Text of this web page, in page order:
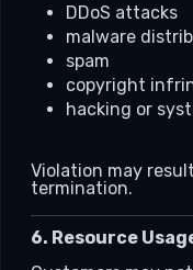
DDoS attacks
malware
spam
copyright
hacking or
Violation may
termination.
6. Resource